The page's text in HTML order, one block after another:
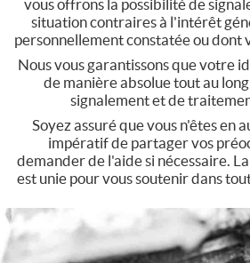
vous offrons la possibilité de
situation contraires à l'intérêt
personnellement constatée ou dont
Nous vous garantissons que votre
de manière absolue tout au
signalement et de
Soyez assuré que vous n'êtes en
impératif de partager vos
demander de l'aide si nécessaire.
est unie pour vous soutenir dans